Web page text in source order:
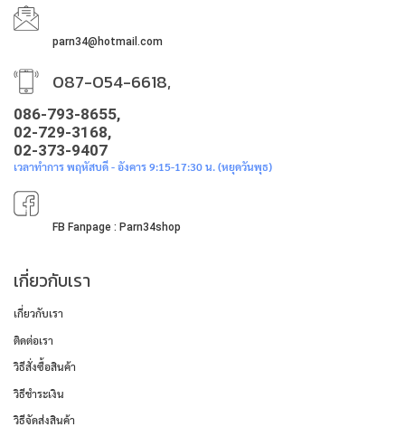
parn34@hotmail.com
087-054-6618,
086-793-8655,
02-729-3168,
02-373-9407
เวลาทำการ พฤหัสบดี - อังคาร 9:15-17:30 น. (หยุดวันพุธ)
FB Fanpage : Parn34shop
เกี่ยวกับเรา
เกี่ยวกับเรา
ติดต่อเรา
วิธีสั่งซื้อสินค้า
วิธีชำระเงิน
วิธีจัดส่งสินค้า